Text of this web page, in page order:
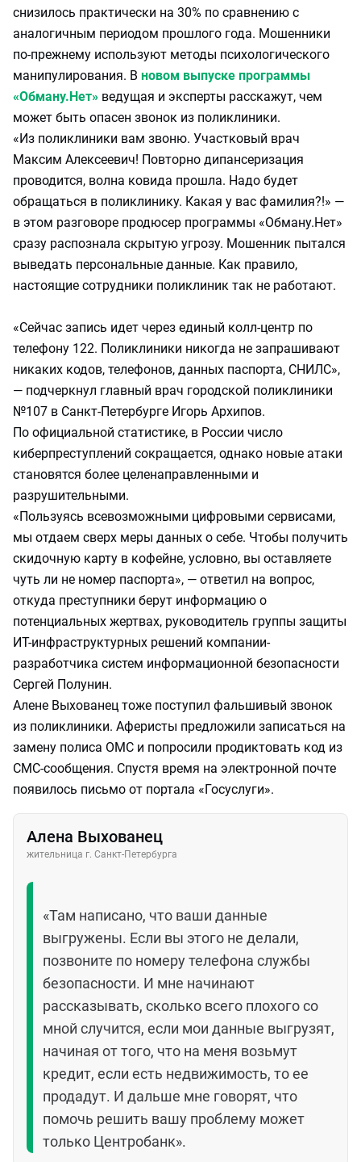
снизилось практически на 30% по сравнению с
аналогичным периодом прошлого года. Мошенники
по-прежнему используют методы психологического
манипулирования. В новом выпуске программы
«Обману.Нет» ведущая и эксперты расскажут, чем
может быть опасен звонок из поликлиники.
«Из поликлиники вам звоню. Участковый врач
Максим Алексеевич! Повторно дипансеризация
проводится, волна ковида прошла. Надо будет
обращаться в поликлинику. Какая у вас фамилия?!» —
в этом разговоре продюсер программы «Обману.Нет»
сразу распознала скрытую угрозу. Мошенник пытался
выведать персональные данные. Как правило,
настоящие сотрудники поликлиник так не работают.
«Сейчас запись идет через единый колл-центр по
телефону 122. Поликлиники никогда не запрашивают
никаких кодов, телефонов, данных паспорта, СНИЛС»,
— подчеркнул главный врач городской поликлиники
№107 в Санкт-Петербурге Игорь Архипов.
По официальной статистике, в России число
киберпреступлений сокращается, однако новые атаки
становятся более целенаправленными и
разрушительными.
«Пользуясь всевозможными цифровыми сервисами,
мы отдаем сверх меры данных о себе. Чтобы получить
скидочную карту в кофейне, условно, вы оставляете
чуть ли не номер паспорта», — ответил на вопрос,
откуда преступники берут информацию о
потенциальных жертвах, руководитель группы защиты
ИТ-инфраструктурных решений компании-
разработчика систем информационной безопасности
Сергей Полунин.
Алене Выхованец тоже поступил фальшивый звонок
из поликлиники. Аферисты предложили записаться на
замену полиса ОМС и попросили продиктовать код из
СМС-сообщения. Спустя время на электронной почте
появилось письмо от портала «Госуслуги».
Алена Выхованец
жительница г. Санкт-Петербурга
«Там написано, что ваши данные
выгружены. Если вы этого не делали,
позвоните по номеру телефона службы
безопасности. И мне начинают
рассказывать, сколько всего плохого со
мной случится, если мои данные выгрузят,
начиная от того, что на меня возьмут
кредит, если есть недвижимость, то ее
продадут. И дальше мне говорят, что
помочь решить вашу проблему может
только Центробанк».